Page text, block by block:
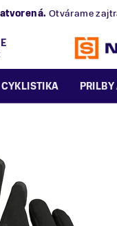
Otvárame
CYKLISTIKA